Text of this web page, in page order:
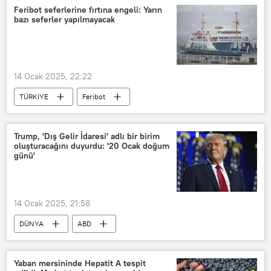
menajer Medya
Feribot seferlerine fırtına engeli: Yarın
bazı seferler yapılmayacak
14 Ocak 2025, 22:22
TÜRKİYE
Feribot
feribot seferleri
Çanakkale
Çanakkale Valiliği
Çanakkale Boğazı
Çanakkale Belediyesi
Fırtına
Trump, 'Dış Gelir İdaresi' adlı bir birim
oluşturacağını duyurdu: '20 Ocak doğum
günü'
14 Ocak 2025, 21:58
DÜNYA
ABD
ABD vergi kurumu (IRS)
Truth Social
Donald Trump
Yaban mersininde Hepatit A tespit